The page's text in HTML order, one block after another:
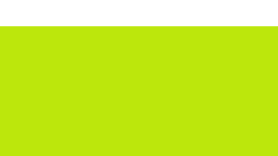
วามสำคัญของมรดกทาง